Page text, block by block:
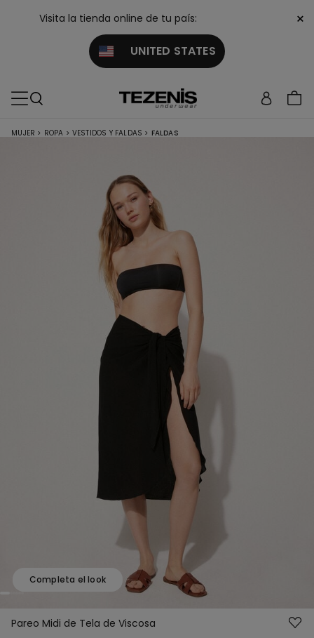
Visita la tienda online de tu país:
UNITED STATES
×
MUJER > ROPA > VESTIDOS Y FALDAS > FALDAS
Completa el look
Pareo Midi de Tela de Viscosa